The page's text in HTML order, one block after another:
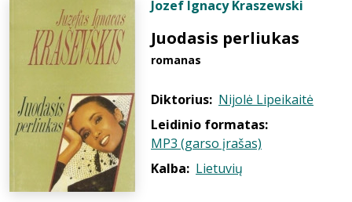
Jozef Ignacy Kraszewski
Juodasis perliukas
romanas
Diktorius: Nijolė Lipeikaitė
Leidinio formatas:
MP3 (garso įrašas)
Kalba: Lietuvių